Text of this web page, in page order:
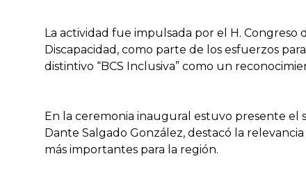
La actividad fue impulsada por el H.
Discapacidad, como parte de los esfuerzos
distintivo “BCS Inclusiva” como un
En la ceremonia inaugural estuvo presente el
Dante Salgado González, destacó la
más importantes para la región.